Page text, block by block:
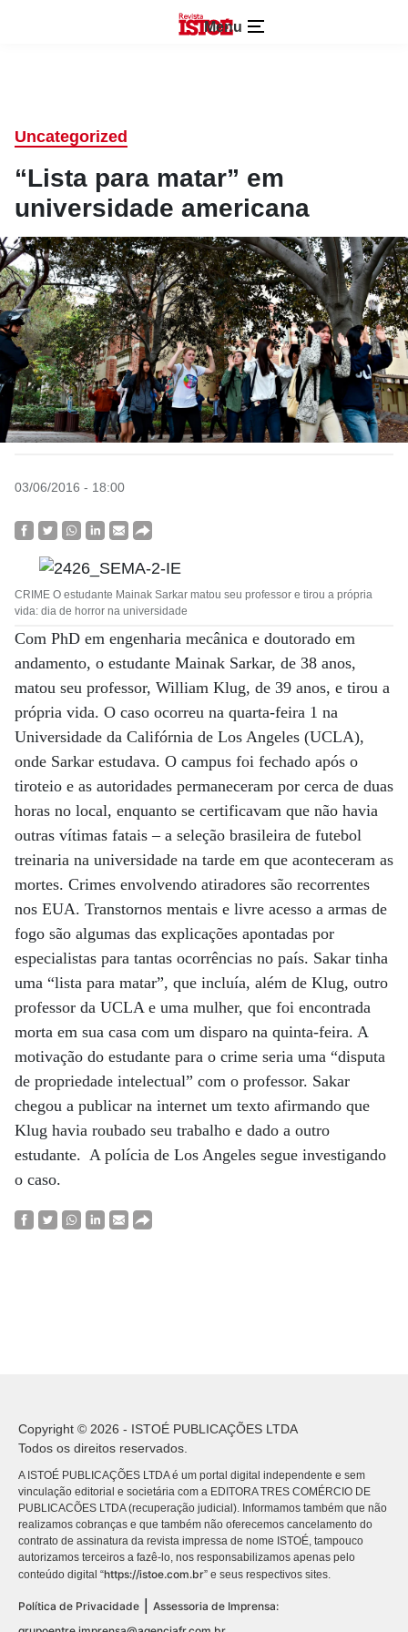
Menu
Uncategorized
“Lista para matar” em
universidade americana
03/06/2016 - 18:00
CRIME O estudante Mainak Sarkar matou seu professor e tirou a própria
vida: dia de horror na universidade
Com PhD em engenharia mecânica e doutorado em
andamento, o estudante Mainak Sarkar, de 38 anos,
matou seu professor, William Klug, de 39 anos, e tirou a
própria vida. O caso ocorreu na quarta-feira 1 na
Universidade da Califórnia de Los Angeles (UCLA),
onde Sarkar estudava. O campus foi fechado após o
tiroteio e as autoridades permaneceram por cerca de duas
horas no local, enquanto se certificavam que não havia
outras vítimas fatais – a seleção brasileira de futebol
treinaria na universidade na tarde em que aconteceram as
mortes. Crimes envolvendo atiradores são recorrentes
nos EUA. Transtornos mentais e livre acesso a armas de
fogo são algumas das explicações apontadas por
especialistas para tantas ocorrências no país. Sakar tinha
uma “lista para matar”, que incluía, além de Klug, outro
professor da UCLA e uma mulher, que foi encontrada
morta em sua casa com um disparo na quinta-feira. A
motivação do estudante para o crime seria uma “disputa
de propriedade intelectual” com o professor. Sakar
chegou a publicar na internet um texto afirmando que
Klug havia roubado seu trabalho e dado a outro
estudante. A polícia de Los Angeles segue investigando
o caso.
Copyright © 2026 - ISTOÉ PUBLICAÇÕES LTDA
Todos os direitos reservados.
A ISTOÉ PUBLICAÇÕES LTDA é um portal digital independente e sem
vinculação editorial e societária com a EDITORA TRES COMÉRCIO DE
PUBLICACÕES LTDA (recuperação judicial). Informamos também que não
realizamos cobranças e que também não oferecemos cancelamento do
contrato de assinatura da revista impressa de nome ISTOÉ, tampouco
autorizamos terceiros a fazê-lo, nos responsabilizamos apenas pelo
conteúdo digital “https://istoe.com.br” e seus respectivos sites.
Política de Privacidade | Assessoria de Imprensa: